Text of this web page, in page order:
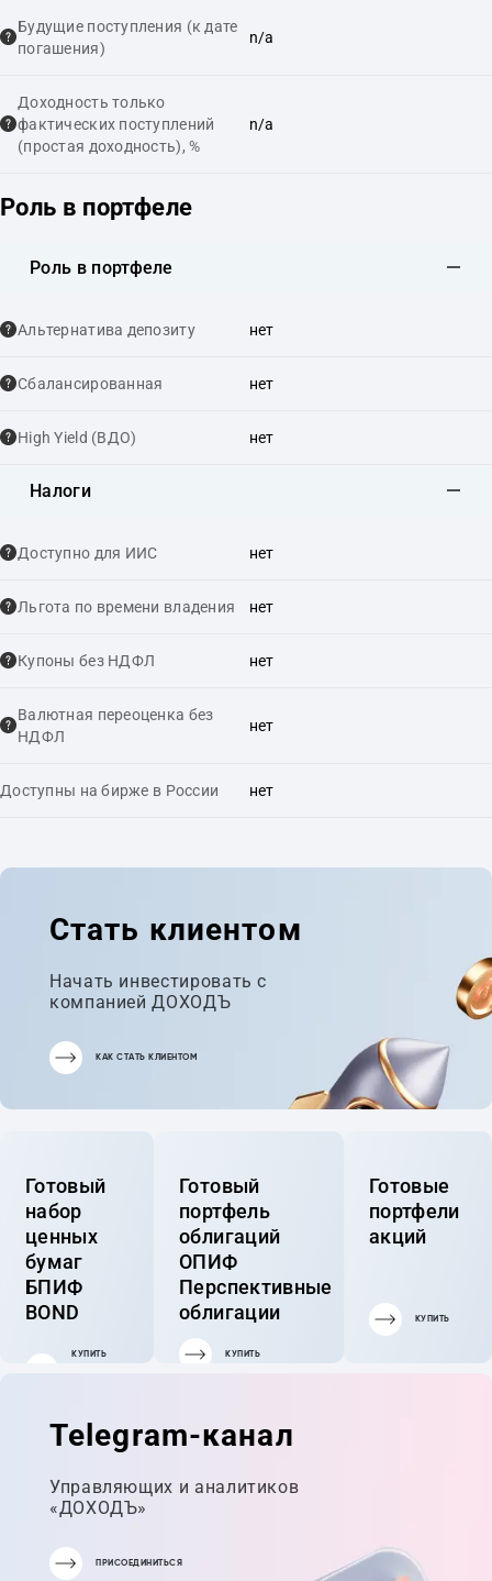
Будущие поступления (к дате
погашения)
n/a
Доходность только
фактических поступлений
(простая доходность), %
n/a
Роль в портфеле
Роль в портфеле
Альтернатива депозиту нет
Сбалансированная нет
High Yield (ВДО) нет
Налоги
Доступно для ИИС нет
Льгота по времени владения нет
Купоны без НДФЛ нет
Валютная переоценка без
НДФЛ
нет
Доступны на бирже в России нет
Стать клиентом
Начать инвестировать с
компанией ДОХОДЪ
КАК СТАТЬ КЛИЕНТОМ
Готовый
набор
ценных
бумаг
БПИФ
BOND
КУПИТЬ
Готовый
портфель
облигаций
ОПИФ
Перспективные
облигации
КУПИТЬ
Готовые
портфели
акций
КУПИТЬ
Telegram-канал
Управляющих и аналитиков
«ДОХОДЪ»
ПРИСОЕДИНИТЬСЯ